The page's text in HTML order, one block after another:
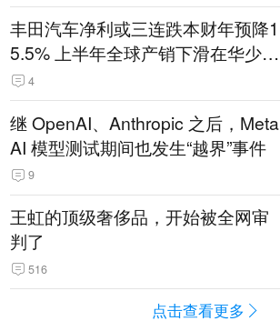
丰田汽车净利或三连跌本财年预降1
5.5% 上半年全球产销下滑在华少卖
14.3万辆
4
继 OpenAI、Anthropic 之后，Meta
AI 模型测试期间也发生“越界”事件
9
王虹的顶级奢侈品，开始被全网审
判了
516
点击查看更多